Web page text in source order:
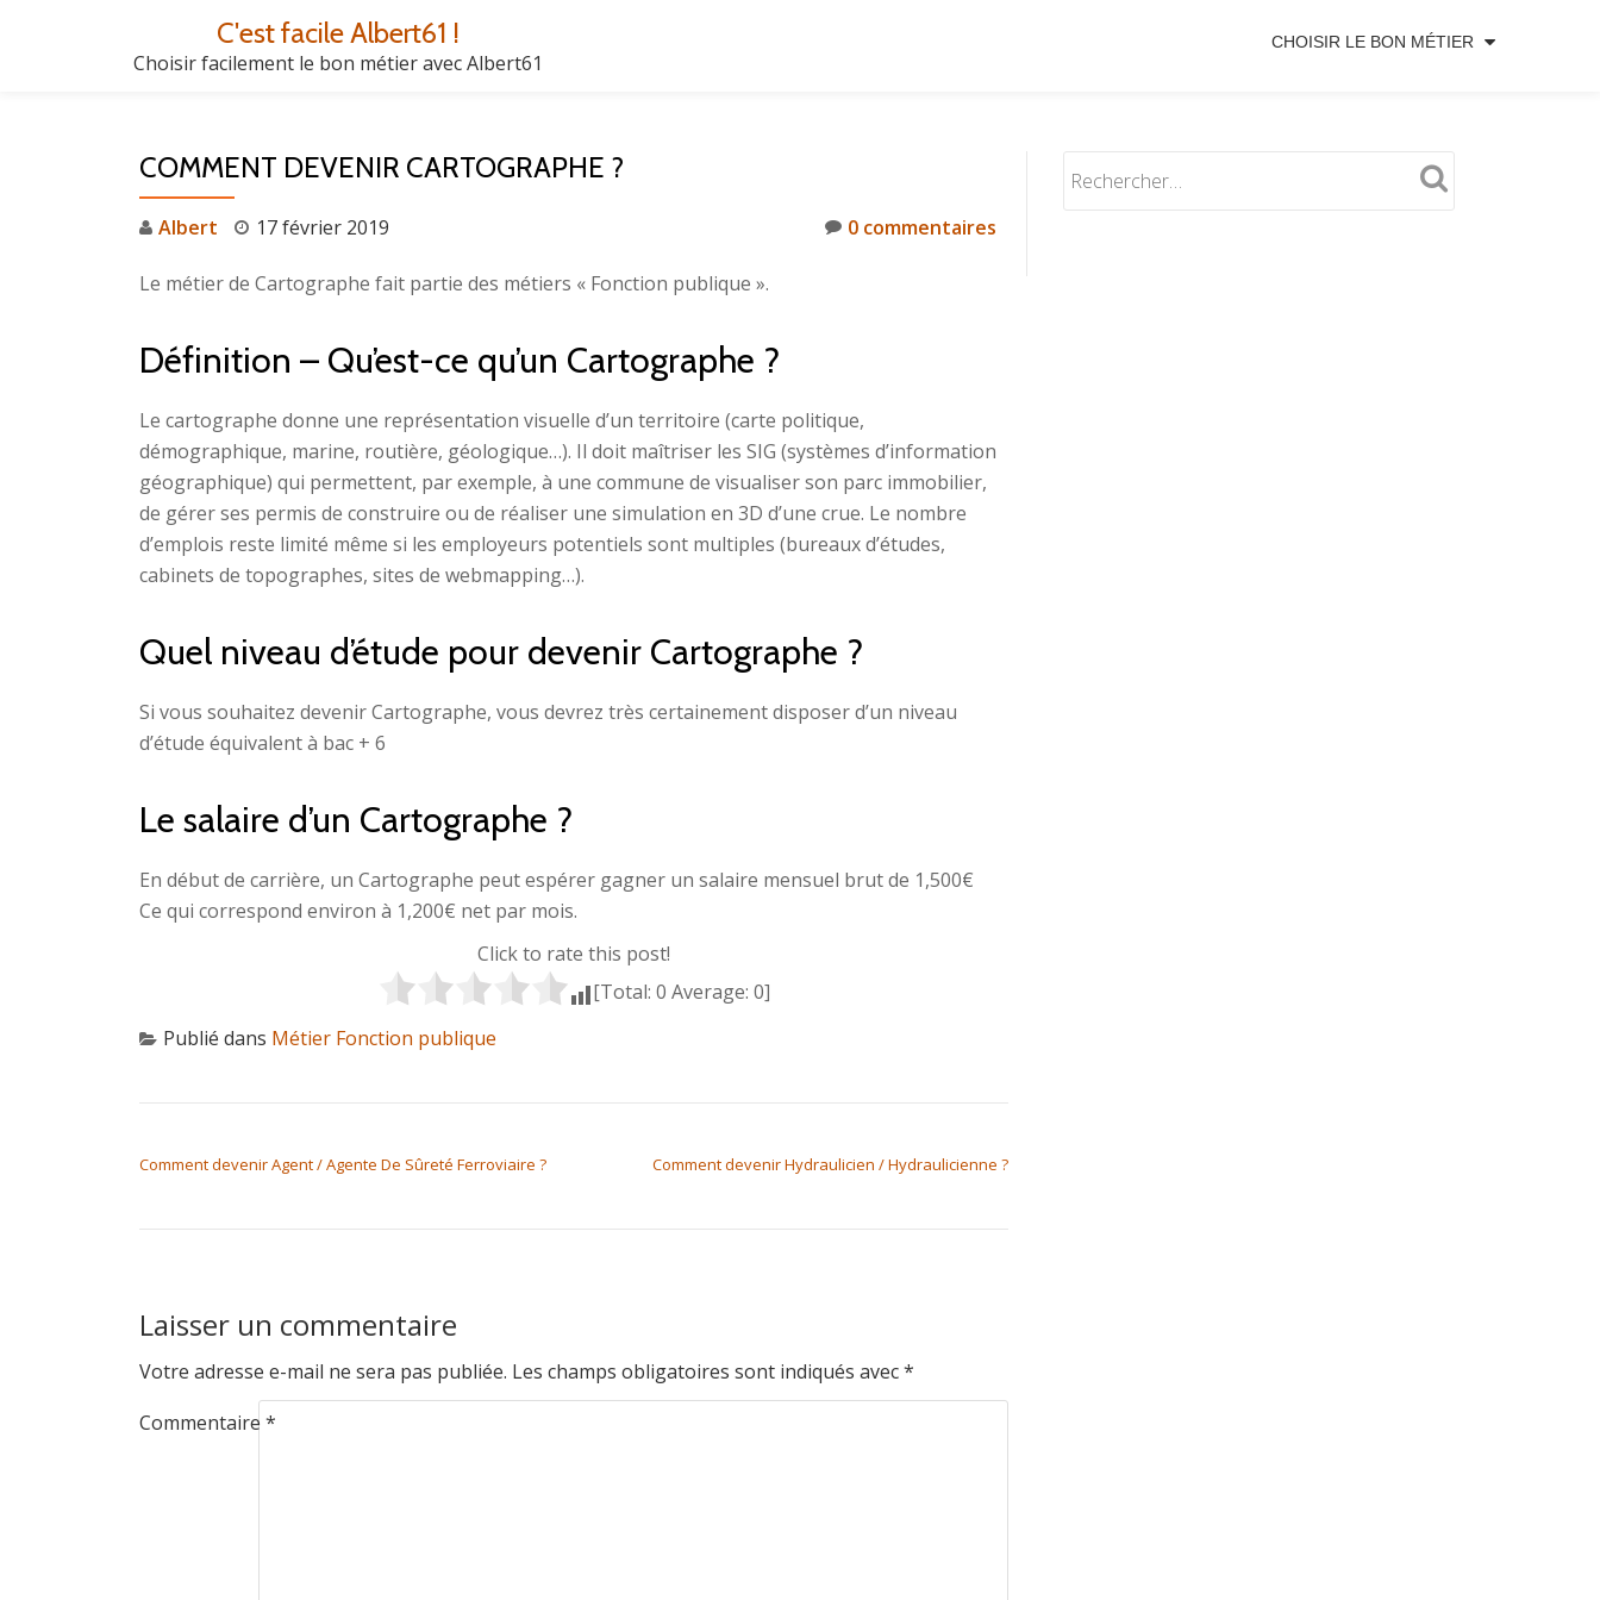
C'est facile Albert61 !
Choisir facilement le bon métier avec Albert61
CHOISIR LE BON MÉTIER
COMMENT DEVENIR CARTOGRAPHE ?
Albert 17 février 2019 0 commentaires
Le métier de Cartographe fait partie des métiers « Fonction publique ».
Définition – Qu’est-ce qu’un Cartographe ?
Le cartographe donne une représentation visuelle d’un territoire (carte politique,
démographique, marine, routière, géologique…). Il doit maîtriser les SIG (systèmes d’information
géographique) qui permettent, par exemple, à une commune de visualiser son parc immobilier,
de gérer ses permis de construire ou de réaliser une simulation en 3D d’une crue. Le nombre
d’emplois reste limité même si les employeurs potentiels sont multiples (bureaux d’études,
cabinets de topographes, sites de webmapping…).
Quel niveau d’étude pour devenir Cartographe ?
Si vous souhaitez devenir Cartographe, vous devrez très certainement disposer d’un niveau
d’étude équivalent à bac + 6
Le salaire d’un Cartographe ?
En début de carrière, un Cartographe peut espérer gagner un salaire mensuel brut de 1,500€
Ce qui correspond environ à 1,200€ net par mois.
Click to rate this post!
[Total: 0 Average: 0]
Publié dans Métier Fonction publique
Comment devenir Agent / Agente De Sûreté Ferroviaire ? Comment devenir Hydraulicien / Hydraulicienne ?
Laisser un commentaire
Votre adresse e-mail ne sera pas publiée. Les champs obligatoires sont indiqués avec*
Commentaire *